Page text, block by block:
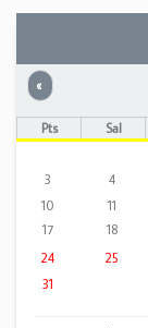
« Önceki
Pts Sal
3
4
10
11
17
18
24
25
31